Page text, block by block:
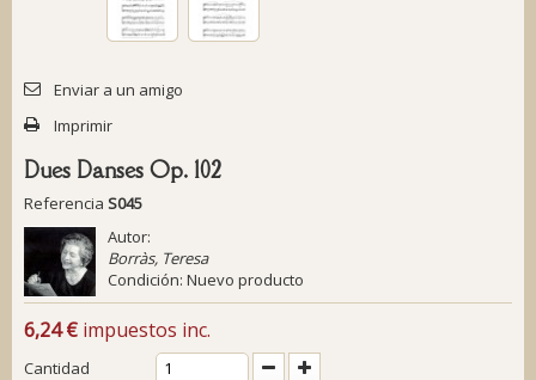
Enviar a un amigo
Imprimir
Dues Danses Op. 102
Referencia S045
Autor:
Borràs, Teresa
Condición: Nuevo producto
6,24 € impuestos inc.
Cantidad